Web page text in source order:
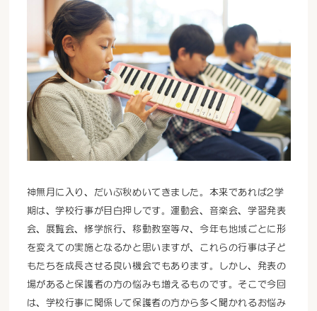
神無月に入り、だいぶ秋めいてきました。本来であれば2学
期は、学校行事が目白押しです。運動会、音楽会、学習発表
会、展覧会、修学旅行、移動教室等々、今年も地域ごとに形
を変えての実施となるかと思いますが、これらの行事は子ど
もたちを成長させる良い機会でもあります。しかし、発表の
場があると保護者の方の悩みも増えるものです。そこで今回
は、学校行事に関係して保護者の方から多く聞かれるお悩み